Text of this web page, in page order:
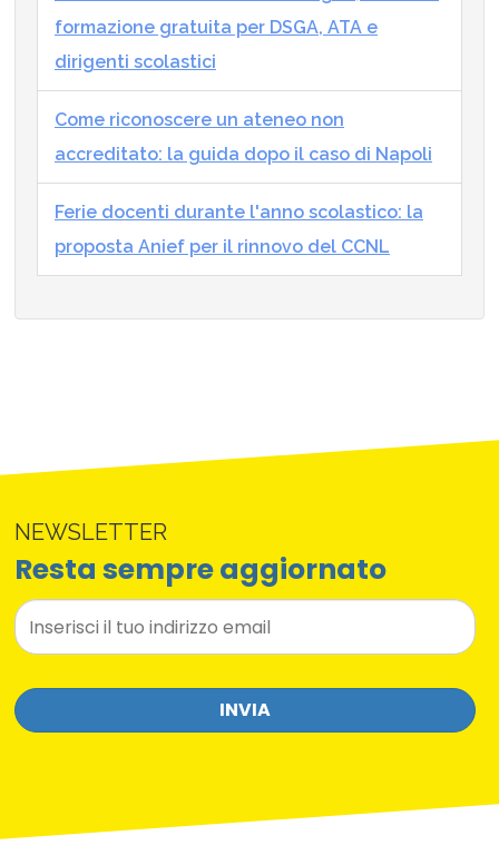
formazione gratuita per DSGA, ATA e
dirigenti scolastici
Come riconoscere un ateneo non
accreditato: la guida dopo il caso di Napoli
Ferie docenti durante l'anno scolastico: la
proposta Anief per il rinnovo del CCNL
NEWSLETTER
Resta sempre aggiornato